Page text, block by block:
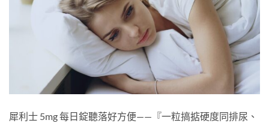
犀利士 5mg 每日錠聽落好方便——『一粒搞掂硬度同排尿、